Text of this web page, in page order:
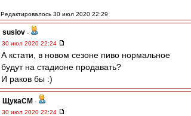
Редактировалось 30 июл 2020 22:29
suslov -
30 июл 2020 22:24
А кстати, в новом сезоне пиво нормальное
будут на стадионе продавать?
И раков бы :)
ЩукаСМ -
30 июл 2020 22:24